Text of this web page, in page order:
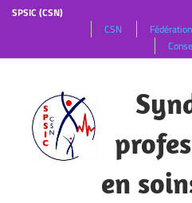
SPSIC (CSN)
CSN
content
en